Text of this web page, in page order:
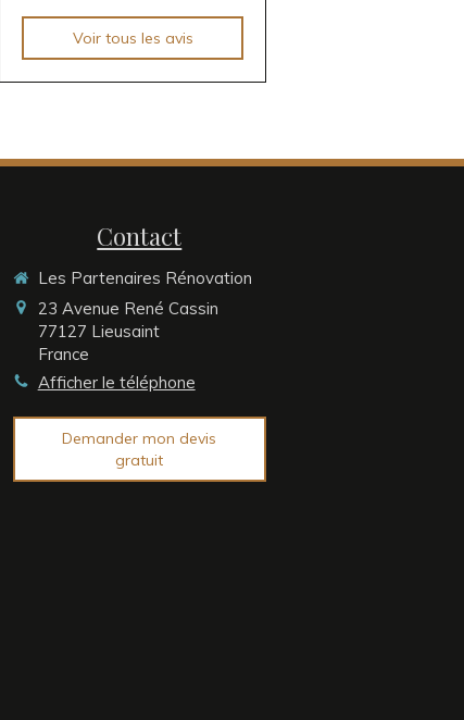
Voir tous les avis
Contact
Les Partenaires Rénovation
23 Avenue René Cassin
77127 Lieusaint
France
Afficher le téléphone
Demander mon devis
gratuit